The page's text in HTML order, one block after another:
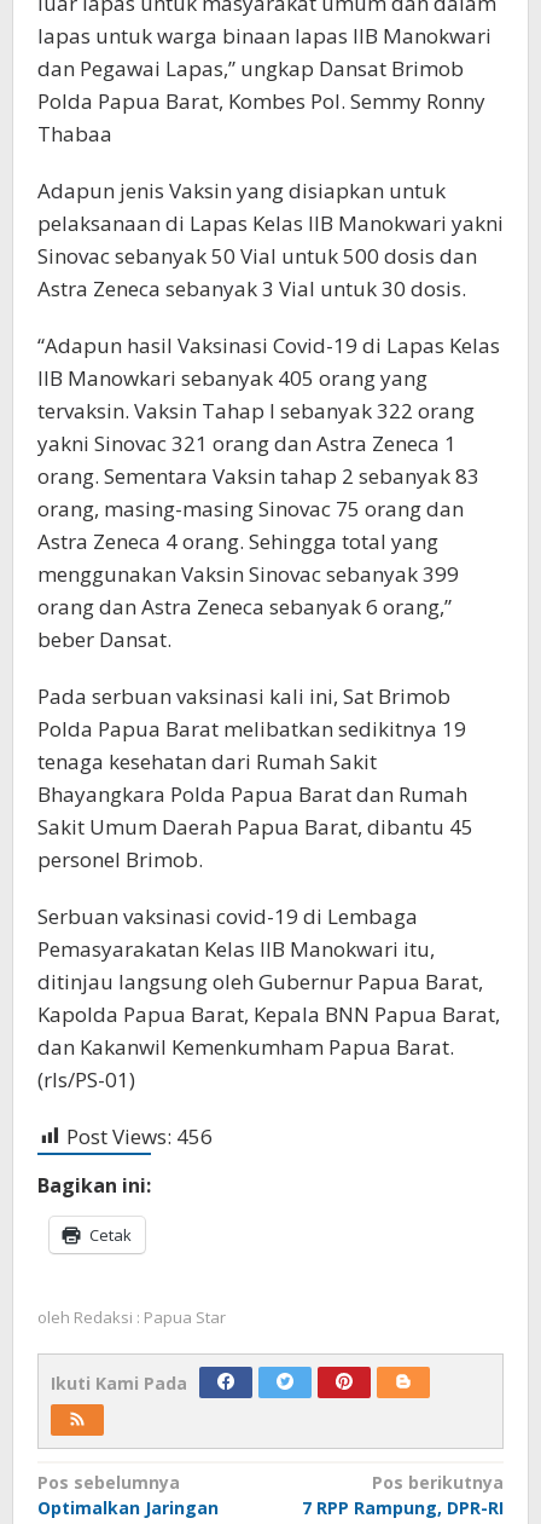
lapas untuk warga binaan lapas IIB Manokwari
dan Pegawai Lapas,” ungkap Dansat Brimob
Polda Papua Barat, Kombes Pol. Semmy Ronny
Thabaa
Adapun jenis Vaksin yang disiapkan untuk
pelaksanaan di Lapas Kelas IIB Manokwari yakni
Sinovac sebanyak 50 Vial untuk 500 dosis dan
Astra Zeneca sebanyak 3 Vial untuk 30 dosis.
“Adapun hasil Vaksinasi Covid-19 di Lapas Kelas
IIB Manowkari sebanyak 405 orang yang
tervaksin. Vaksin Tahap I sebanyak 322 orang
yakni Sinovac 321 orang dan Astra Zeneca 1
orang. Sementara Vaksin tahap 2 sebanyak 83
orang, masing-masing Sinovac 75 orang dan
Astra Zeneca 4 orang. Sehingga total yang
menggunakan Vaksin Sinovac sebanyak 399
orang dan Astra Zeneca sebanyak 6 orang,”
beber Dansat.
Pada serbuan vaksinasi kali ini, Sat Brimob
Polda Papua Barat melibatkan sedikitnya 19
tenaga kesehatan dari Rumah Sakit
Bhayangkara Polda Papua Barat dan Rumah
Sakit Umum Daerah Papua Barat, dibantu 45
personel Brimob.
Serbuan vaksinasi covid-19 di Lembaga
Pemasyarakatan Kelas IIB Manokwari itu,
ditinjau langsung oleh Gubernur Papua Barat,
Kapolda Papua Barat, Kepala BNN Papua Barat,
dan Kakanwil Kemenkumham Papua Barat.
(rls/PS-01)
Post Views: 456
Bagikan ini:
Cetak
oleh Redaksi : Papua Star
Ikuti Kami Pada
Navigasi
Pos sebelumnya
Optimalkan Jaringan
Pos berikutnya
7 RPP Rampung, DPR-RI